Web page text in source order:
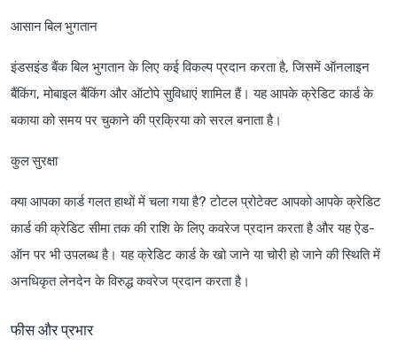
आसान बिल भुगतान
इंडसइंड बैंक बिल भुगतान के लिए कई विकल्प प्रदान करता है, जिसमें ऑनलाइन
बैंकिंग, मोबाइल बैंकिंग और ऑटोपे सुविधाएं शामिल हैं। यह आपके क्रेडिट कार्ड के
बकाया को समय पर चुकाने की प्रक्रिया को सरल बनाता है।
कुल सुरक्षा
क्या आपका कार्ड गलत हाथों में चला गया है? टोटल प्रोटेक्ट आपको आपके क्रेडिट
कार्ड की क्रेडिट सीमा तक की राशि के लिए कवरेज प्रदान करता है और यह ऐड-
ऑन पर भी उपलब्ध है। यह क्रेडिट कार्ड के खो जाने या चोरी हो जाने की स्थिति में
अनधिकृत लेनदेन के विरुद्ध कवरेज प्रदान करता है।
फीस और प्रभार